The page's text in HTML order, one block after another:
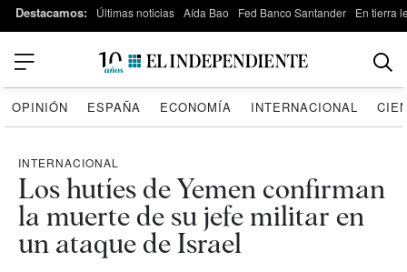
Destacamos: Últimas noticias Aída Bao Fed Banco Santander En tierra
OPINIÓN ESPAÑA ECONOMÍA INTERNACIONAL
INTERNACIONAL
Los hutíes de Yemen confirman
la muerte de su jefe militar en
un ataque de Israel